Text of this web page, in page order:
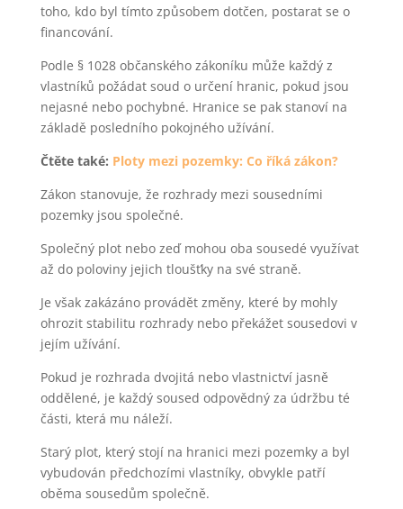
toho, kdo byl tímto způsobem dotčen, postarat se o
financování.
Podle § 1028 občanského zákoníku může každý z
vlastníků požádat soud o určení hranic, pokud jsou
nejasné nebo pochybné. Hranice se pak stanoví na
základě posledního pokojného užívání.
Čtěte také: Ploty mezi pozemky: Co říká zákon?
Zákon stanovuje, že rozhrady mezi sousedními
pozemky jsou společné.
Společný plot nebo zeď mohou oba sousedé využívat
až do poloviny jejich tloušťky na své straně.
Je však zakázáno provádět změny, které by mohly
ohrozit stabilitu rozhrady nebo překážet sousedovi v
jejím užívání.
Pokud je rozhrada dvojitá nebo vlastnictví jasně
oddělené, je každý soused odpovědný za údržbu té
části, která mu náleží.
Starý plot, který stojí na hranici mezi pozemky a byl
vybudován předchozími vlastníky, obvykle patří
oběma sousedům společně.